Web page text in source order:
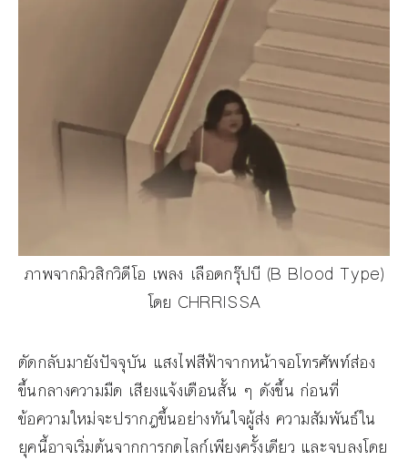
ภาพจากมิวสิกวิดีโอ เพลง เลือดกรุ๊ปบี (B Blood Type)
โดย CHRRISSA
ตัดกลับมายังปัจจุบัน แสงไฟสีฟ้าจากหน้าจอโทรศัพท์ส่อง
ขึ้นกลางความมืด เสียงแจ้งเตือนสั้น ๆ ดังขึ้น ก่อนที่
ข้อความใหม่จะปรากฎขึ้นอย่างทันใจผู้ส่ง ความสัมพันธ์ใน
ยุคนี้อาจเริ่มต้นจากการกดไลก์เพียงครั้งเดียว และจบลงโดย